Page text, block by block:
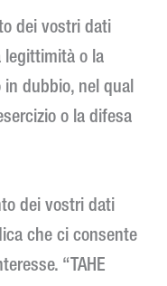
dei vostri dati
legittimità o la
dubbio, nel qual
o la difesa
dei vostri dati
che ci consente
“TAHE